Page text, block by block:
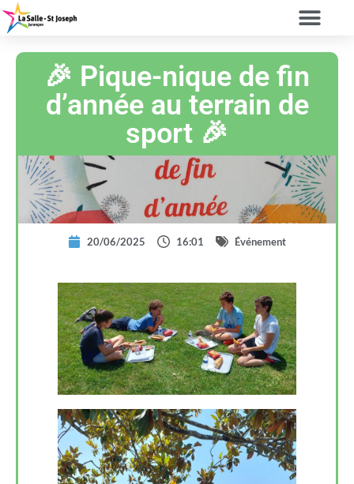
🎉 Pique-nique de fin
d’année au terrain de
sport 🎉
20/06/2025 16:01 Événement